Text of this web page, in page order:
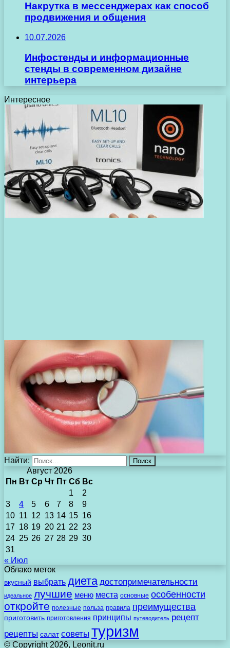
Накрутка в мессенджерах как способ
продвижения и общения
10.07.2026
Инфостенды и информационные
стенды в современном дизайне
интерьера
Интересное
Найти:
Август 2026
Пн Вт Ср Чт Пт Сб Вс
1
2
3
4 5 6 7 8
9
10 11 12 13 14 15 16
17 18 19 20 21 22 23
24 25 26 27 28 29 30
31
« Июл
Облако меток
вкусный выбрать диета достопримечательности
идеальное лучшие меню места основные особенности
откройте полезные польза правила преимущества
приготовить приготовления принципы путеводитель рецепт
рецепты салат советы туризм
© Copyright 2026, Leonit.ru